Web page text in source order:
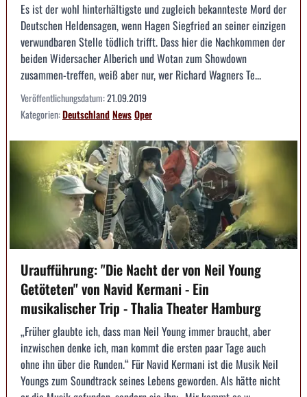
Es ist der wohl hinterhältigste und zugleich bekannteste Mord der
Deutschen Heldensagen, wenn Hagen Siegfried an seiner einzigen
verwundbaren Stelle tödlich trifft. Dass hier die Nachkommen der
beiden Widersacher Alberich und Wotan zum Showdown
zusammen-treffen, weiß aber nur, wer Richard Wagners Te...
Veröffentlichungsdatum:21.09.2019
Kategorien:DeutschlandNewsOper
Uraufführung: "Die Nacht der von Neil Young
Getöteten" von Navid Kermani - Ein
musikalischer Trip - Thalia Theater Hamburg
„Früher glaubte ich, dass man Neil Young immer braucht, aber
inzwischen denke ich, man kommt die ersten paar Tage auch
ohne ihn über die Runden.“ Für Navid Kermani ist die Musik Neil
Youngs zum Soundtrack seines Lebens geworden. Als hätte nicht